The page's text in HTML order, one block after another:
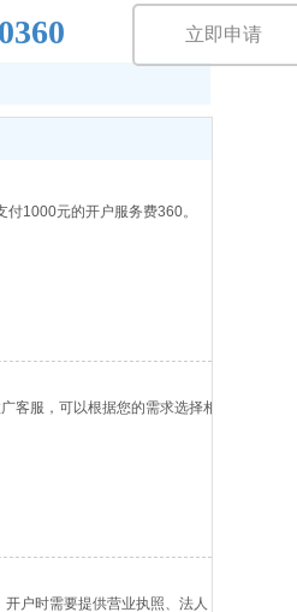
立即申请
1000元的开户服务费360。
客服，可以根据您的需求选择相
户时需要提供营业执照、法人